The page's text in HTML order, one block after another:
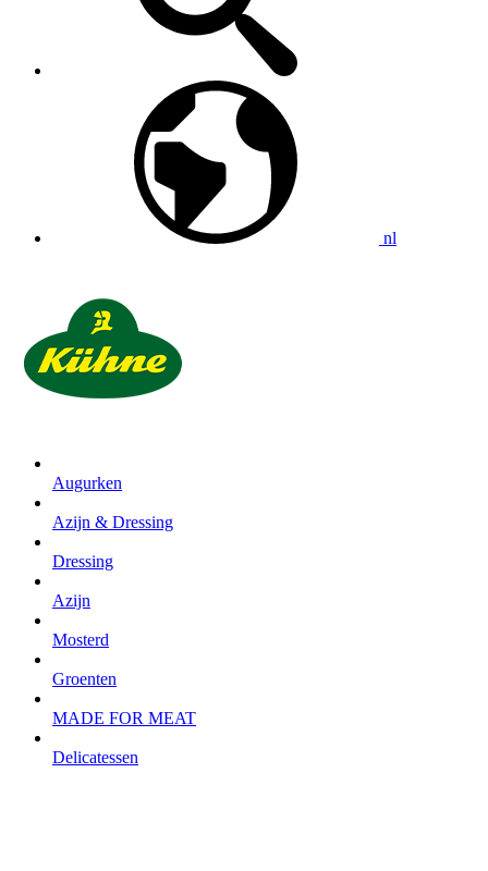
nl
Augurken
Azijn & Dressing
Dressing
Azijn
Mosterd
Groenten
MADE FOR MEAT
Delicatessen